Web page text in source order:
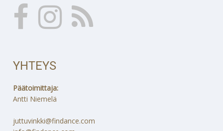
YHTEYS
Päätoimittaja:
Antti Niemelä
juttuvinkki@findance.com